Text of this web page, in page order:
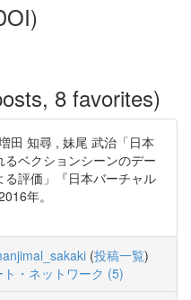
8 favorites)
田 知尋 , 妹尾 武治「日本
ベクションシーンのデー
評価」『日本バーチャル
年。
(投稿一覧)
ト・ネットワーク (5)